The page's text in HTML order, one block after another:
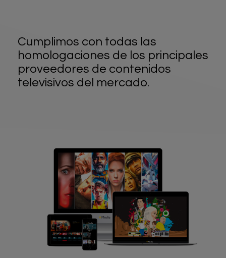
Cumplimos con todas las
homologaciones de los principales
proveedores de contenidos
televisivos del mercado.